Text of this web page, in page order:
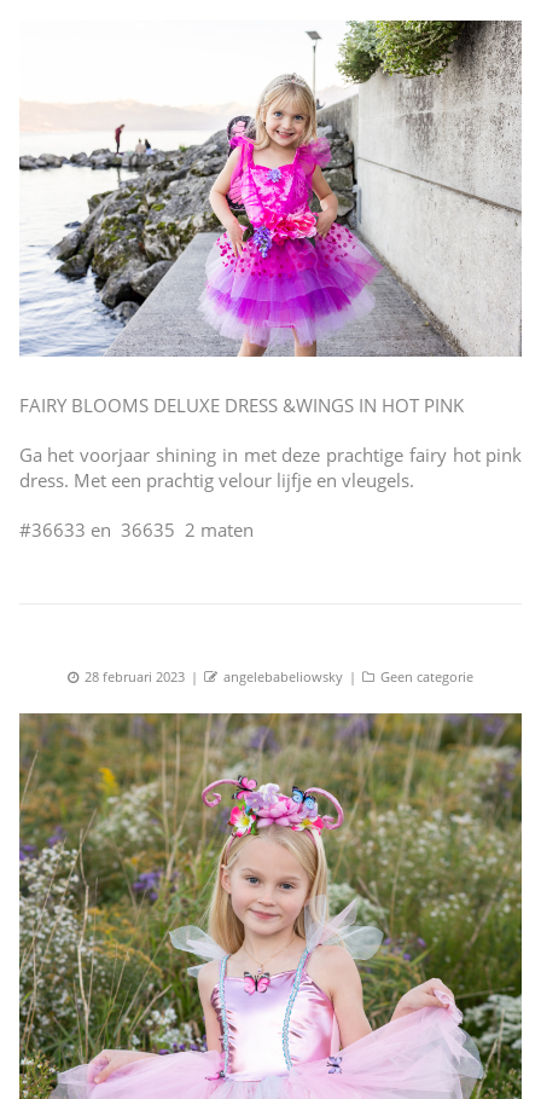
FAIRY BLOOMS DELUXE DRESS &WINGS IN HOT PINK
Ga het voorjaar shining in met deze prachtige fairy hot pink
dress. Met een prachtig velour lijfje en vleugels.
#36633 en 36635 2 maten
Posted
28 februari 2023 Author
angelebabeliowsky Categories
Geen categorie